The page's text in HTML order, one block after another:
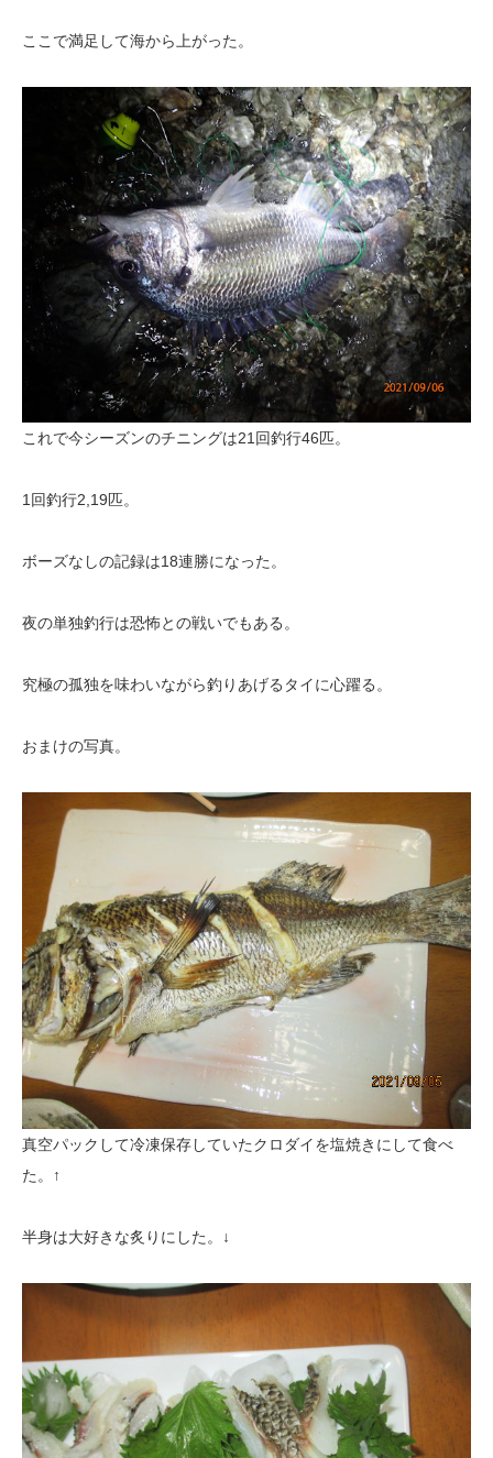
ここで満足して海から上がった。
これで今シーズンのチニングは21回釣行46匹。
1回釣行2,19匹。
ボーズなしの記録は18連勝になった。
夜の単独釣行は恐怖との戦いでもある。
究極の孤独を味わいながら釣りあげるタイに心躍る。
おまけの写真。
真空パックして冷凍保存していたクロダイを塩焼きにして食べ
た。↑
半身は大好きな炙りにした。↓